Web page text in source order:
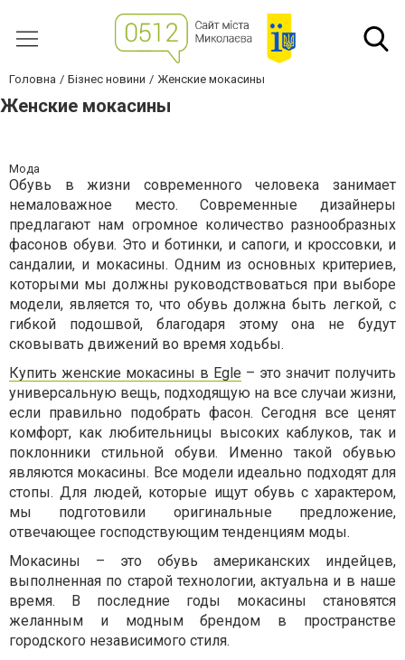
Головна Бізнес новини Женские мокасины
Женские мокасины
Мода
Обувь в жизни современного человека занимает
немаловажное место. Современные дизайнеры
предлагают нам огромное количество разнообразных
фасонов обуви. Это и ботинки, и сапоги, и кроссовки, и
сандалии, и мокасины. Одним из основных критериев,
которыми мы должны руководствоваться при выборе
модели, является то, что обувь должна быть легкой, с
гибкой подошвой, благодаря этому она не будут
сковывать движений во время ходьбы.
Купить женские мокасины в Egle – это значит получить
универсальную вещь, подходящую на все случаи жизни,
если правильно подобрать фасон. Сегодня все ценят
комфорт, как любительницы высоких каблуков, так и
поклонники стильной обуви. Именно такой обувью
являются мокасины. Все модели идеально подходят для
стопы. Для людей, которые ищут обувь с характером,
мы подготовили оригинальные предложение,
отвечающее господствующим тенденциям моды.
Мокасины – это обувь американских индейцев,
выполненная по старой технологии, актуальна и в наше
время. В последние годы мокасины становятся
желанным и модным брендом в пространстве
городского независимого стиля.